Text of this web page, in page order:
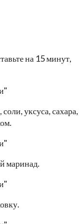
на 15 минут,
уксуса, сахара,
маринад.